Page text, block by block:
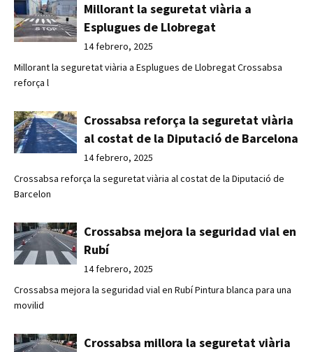
Millorant la seguretat viària a
Esplugues de Llobregat
14 febrero, 2025
Millorant la seguretat viària a Esplugues de Llobregat Crossabsa
reforça l
Crossabsa reforça la seguretat viària
al costat de la Diputació de Barcelona
14 febrero, 2025
Crossabsa reforça la seguretat viària al costat de la Diputació de
Barcelon
Crossabsa mejora la seguridad vial en
Rubí
14 febrero, 2025
Crossabsa mejora la seguridad vial en Rubí Pintura blanca para una
movilid
Crossabsa millora la seguretat viària